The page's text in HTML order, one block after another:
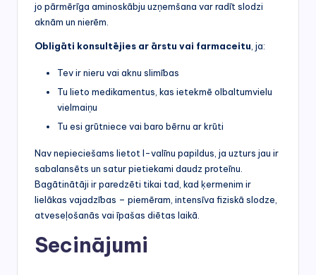
jo pārmērīga aminoskābju uzņemšana var radīt slodzi
aknām un nierēm.
Obligāti konsultējies ar ārstu vai farmaceitu , ja:
Tev ir nieru vai aknu slimības
Tu lieto medikamentus, kas ietekmē olbaltumvielu
vielmaiņu
Tu esi grūtniece vai baro bērnu ar krūti
Nav nepieciešams lietot l-valīnu papildus, ja uzturs jau ir
sabalansēts un satur pietiekami daudz proteīnu.
Bagātinātāji ir paredzēti tikai tad, kad ķermenim ir
lielākas vajadzības – piemēram, intensīva fiziskā slodze,
atveseļošanās vai īpašas diētas laikā.
Secinājumi